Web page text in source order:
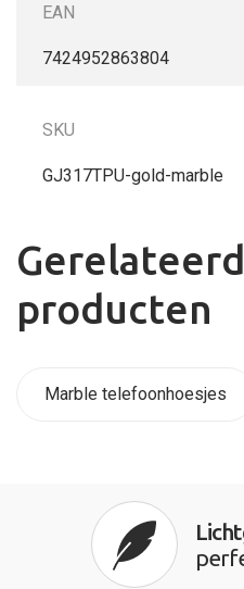
EAN
7424952863804
SKU
GJ317TPU-gold-marble
producten
Marble telefoonhoesjes